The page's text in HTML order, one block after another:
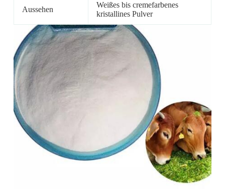
Aussehen
Weißes bis cremefarbenes
kristallines Pulver